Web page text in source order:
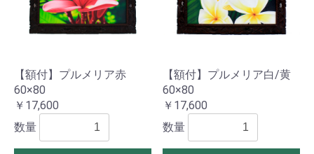
【額付】プルメリア赤
60×80
￥17,600
数量
【額付】プルメリア白/黄
60×80
￥17,600
数量